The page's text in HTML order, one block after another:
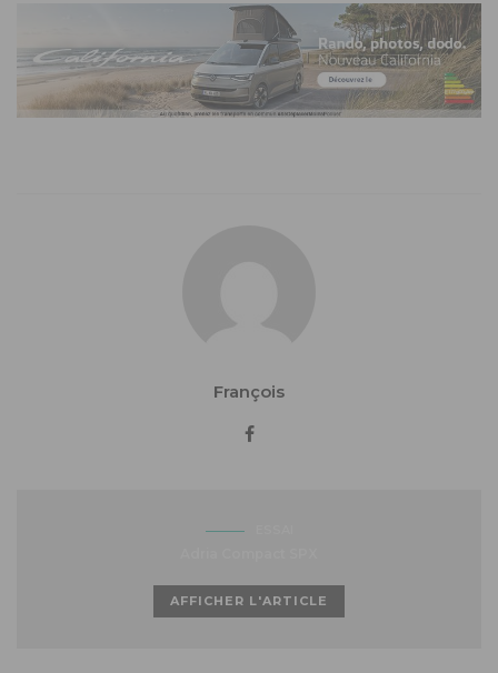
François
AFFICHER L'ARTICLE